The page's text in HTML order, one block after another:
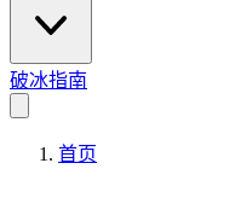
破冰指南
首页